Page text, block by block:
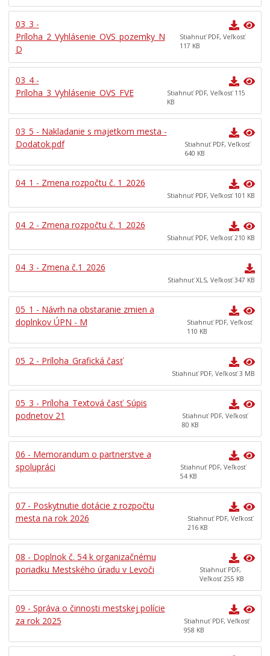
03_3 -
Príloha_2_Vyhlásenie_OVS_pozemky_N
D
Stiahnuť PDF, Veľkosť
117 KB
03_4 -
Príloha_3_Vyhlásenie_OVS_FVE
Stiahnuť PDF, Veľkosť 115
KB
03_5 - Nakladanie s majetkom mesta -
Dodatok.pdf
Stiahnuť PDF, Veľkosť
640 KB
04_1 - Zmena rozpočtu č. 1_2026
Stiahnuť PDF, Veľkosť 101 KB
04_2 - Zmena rozpočtu č. 1_2026
Stiahnuť PDF, Veľkosť 210 KB
04_3 - Zmena č.1_2026
Stiahnuť XLS, Veľkosť 347 KB
05_1 - Návrh na obstaranie zmien a
doplnkov ÚPN - M
Stiahnuť PDF, Veľkosť
110 KB
05_2 - Príloha_Grafická časť
Stiahnuť PDF, Veľkosť 3 MB
05_3 - Príloha_Textová časť_Súpis
podnetov 21
Stiahnuť PDF, Veľkosť
80 KB
06 - Memorandum o partnerstve a
spolupráci
Stiahnuť PDF, Veľkosť
54 KB
07 - Poskytnutie dotácie z rozpočtu
mesta na rok 2026
Stiahnuť PDF, Veľkosť
216 KB
08 - Doplnok č. 54 k organizačnému
poriadku Mestského úradu v Levoči
Stiahnuť PDF,
Veľkosť 255 KB
09 - Správa o činnosti mestskej polície
za rok 2025
Stiahnuť PDF, Veľkosť
958 KB